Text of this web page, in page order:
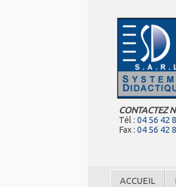
CONTACTEZ
Tél : 04 56 42
Fax : 04 56 42
ACCUEIL